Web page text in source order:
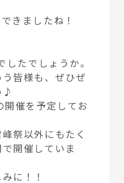
きましたね！
たでしょうか。
皆様も、ぜひぜ
♪
催を予定してお
祭以外にもたく
開催していま
に！！